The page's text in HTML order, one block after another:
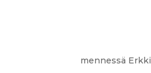
mennessä Erkki